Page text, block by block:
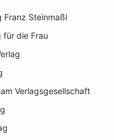
Franz Steinmaßl
für die Frau
Verlagsgesellschaft